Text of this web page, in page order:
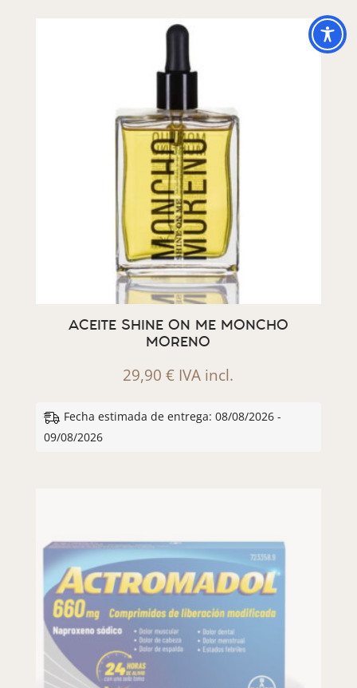
ACEITE SHINE ON ME MONCHO
MORENO
29,90€ IVA incl.
Fecha estimada de entrega: 08/08/2026 -
09/08/2026